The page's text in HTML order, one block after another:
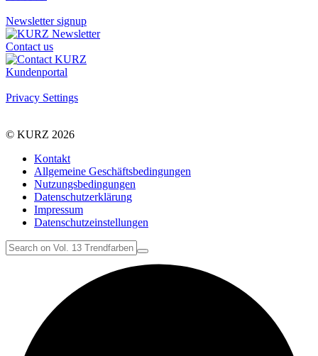
Newsletter signup
Contact us
Kundenportal
Privacy Settings
© KURZ 2026
Kontakt
Allgemeine Geschäftsbedingungen
Nutzungsbedingungen
Datenschutzerklärung
Impressum
Datenschutzeinstellungen